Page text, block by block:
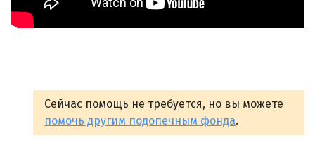
Сейчас помощь не требуется, но вы можете
помочь другим подопечным фонда.